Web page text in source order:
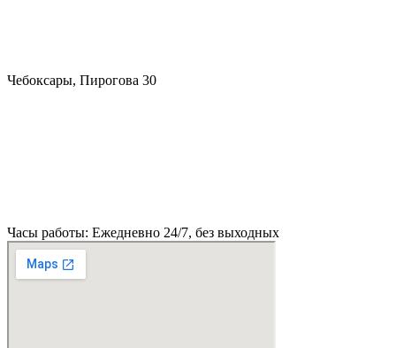
Чебоксары, Пирогова 30
Часы работы: Ежедневно 24/7, без выходных